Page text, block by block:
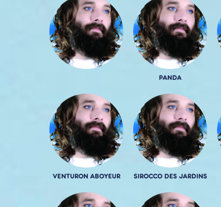
PANDA
VENTURON ABOYEUR SIROCCO DES JARDINS